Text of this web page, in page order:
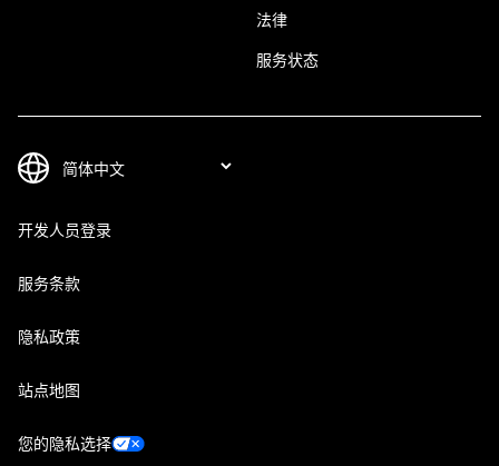
法律
服务状态
开发人员登录
服务条款
隐私政策
站点地图
您的隐私选择